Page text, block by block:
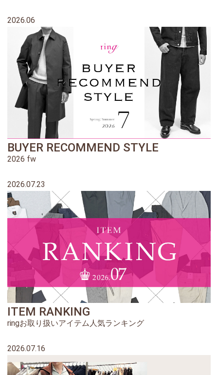
2026.06
BUYER RECOMMEND STYLE
2026 fw
2026.07.23
ITEM RANKING
ringお取り扱いアイテム人気ランキング
2026.07.16